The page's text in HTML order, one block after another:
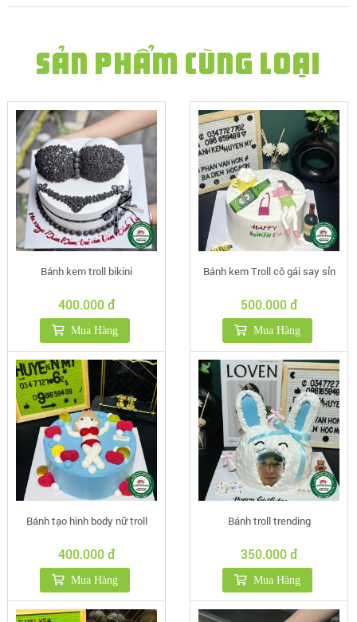
SẢN PHẨM CÙNG LOẠI
Bánh kem troll bikini
400.000 đ
Mua Hàng
Bánh kem Troll cô gái say sỉn
500.000 đ
Mua Hàng
Bánh tạo hình body nữ troll
400.000 đ
Mua Hàng
Bánh troll trending
350.000 đ
Mua Hàng